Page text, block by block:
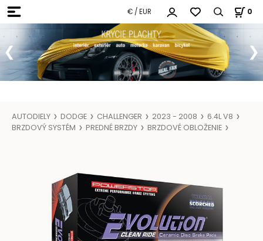
€ / EUR 0
AUTODIELY DODGE CHALLENGER 2023 - 2008
6.4L V8
BRZDOVÝ SYSTÉM
PREDNÉ BRZDY BRZDOVÉ OBLOŽENIE